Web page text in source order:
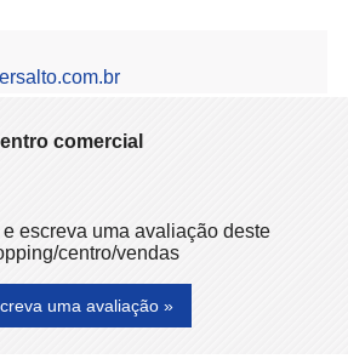
comercial
escreva uma avaliação deste
centro/vendas
uma avaliação »